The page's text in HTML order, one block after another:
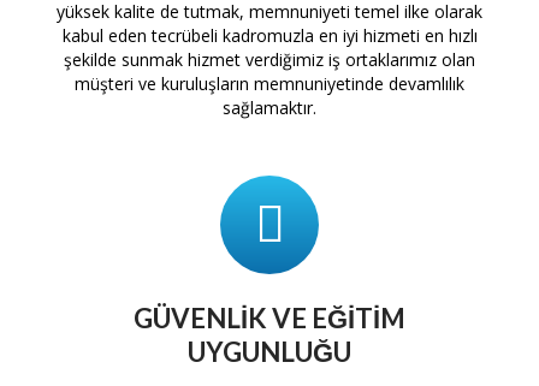
yüksek kalite de tutmak, memnuniyeti temel ilke olarak
kabul eden tecrübeli kadromuzla en iyi hizmeti en hızlı
şekilde sunmak hizmet verdiğimiz iş ortaklarımız olan
müşteri ve kuruluşların memnuniyetinde devamlılık
sağlamaktır.
GÜVENLIK VE EĞITIM
UYGUNLUĞU